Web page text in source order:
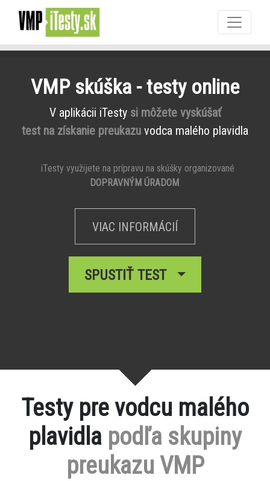
VMP skúška - testy online
V aplikácii iTesty si môžete vyskúšať
test na získanie preukazu vodca malého plavidla
iTesty využijete na prípravu na skúšky organizované
DOPRAVNÝM ÚRADOM.
VIAC INFORMÁCIÍ
SPUSTIŤ TEST
Testy pre vodcu malého
plavidla podľa skupiny
preukazu VMP